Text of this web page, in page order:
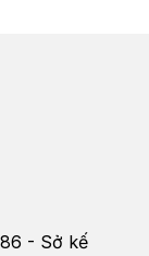
- Sở kế